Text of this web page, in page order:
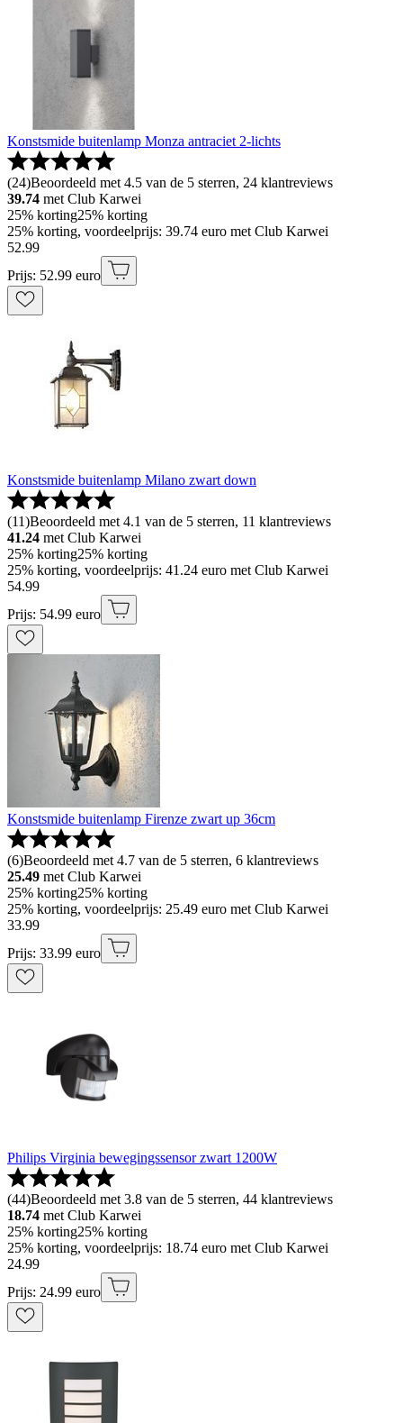
Konstsmide buitenlamp Monza antraciet 2-lichts
(24)Beoordeeld met 4.5 van de 5 sterren, 24 klantreviews
39.74 met Club Karwei
25% korting25% korting
25% korting, voordeelprijs: 39.74 euro met Club Karwei
52.99
Prijs: 52.99 euro
Konstsmide buitenlamp Milano zwart down
(11)Beoordeeld met 4.1 van de 5 sterren, 11 klantreviews
41.24 met Club Karwei
25% korting25% korting
25% korting, voordeelprijs: 41.24 euro met Club Karwei
54.99
Prijs: 54.99 euro
Konstsmide buitenlamp Firenze zwart up 36cm
(6)Beoordeeld met 4.7 van de 5 sterren, 6 klantreviews
25.49 met Club Karwei
25% korting25% korting
25% korting, voordeelprijs: 25.49 euro met Club Karwei
33.99
Prijs: 33.99 euro
Philips Virginia bewegingssensor zwart 1200W
(44)Beoordeeld met 3.8 van de 5 sterren, 44 klantreviews
18.74 met Club Karwei
25% korting25% korting
25% korting, voordeelprijs: 18.74 euro met Club Karwei
24.99
Prijs: 24.99 euro